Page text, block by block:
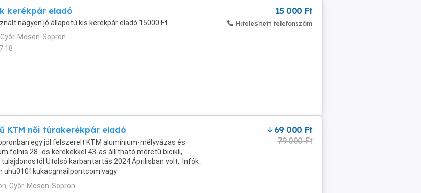
kerékpár eladó
nagyon jó állapotú kis kerékpár eladó 15000 Ft.
Győr-Moson-Sopron
15 000 Ft
Hitelesített telefonszám
KTM női túrakerékpár eladó
egy jól felszerelt KTM alumínium-mélyvázas és
felnis 28 -os kerekekkel 43-as állítható méretű bicikli,
karbantartás 2024 Áprilisban volt.. Infók :
uhu0101kukacgmailpontcom vagy
telefonon I ...
Győr-Moson-Sopron
69 000 Ft
79 000 Ft